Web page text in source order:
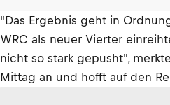
"Das Ergebnis geht in
WRC als neuer Vierter
nicht so stark gepusht",
Mittag an und hofft auf den